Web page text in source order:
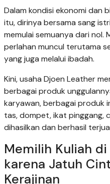
Dalam kondisi ekonomi dan
itu, dirinya bersama sang
memulai semuanya dari nol.
perlahan muncul terutama
yang juga melalui ibadah.
Kini, usaha Djoen Leather
berbagai produk
karyawan, berbagai produk
tas, dompet, ikat pinggang,
dihasilkan dan berhasil
Memilih Kuliah
karena Jatuh
Kerajinan